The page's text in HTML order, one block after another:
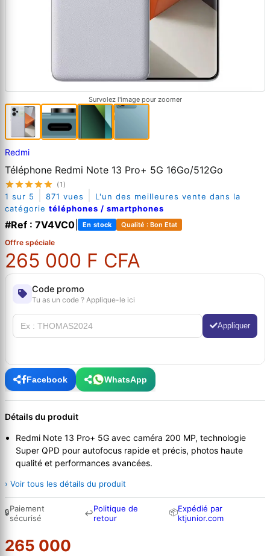
Survolez l'image pour zoomer
Redmi
Téléphone Redmi Note 13 Pro+ 5G 16Go/512Go
(1)
1 sur 5 871 vues
L'un des meilleures vente dans la
catégorie téléphones / smartphones
#Ref : 7V4VC0 En stock Qualité : Bon Etat
Offre spéciale
265 000 F CFA
Code promo
Tu as un code ? Applique-le ici
Appliquer
Facebook WhatsApp
Détails du produit
Redmi Note 13 Pro+ 5G avec caméra 200 MP, technologie
Super QPD pour autofocus rapide et précis, photos haute
qualité et performances avancées.
› Voir tous les détails du produit
🔒Paiement
sécurisé
↩Politique de
retour
📦Expédié par
ktjunior.com
265 000